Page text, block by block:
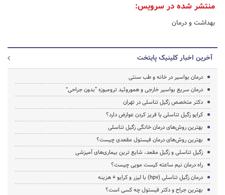
منتشر شده در سرویس:
بهداشت و درمان
آخرین اخبار کلینیک پایتخت
درمان بواسیر در خانه و طب سنتی
درمان سریع بواسیر خارجی و هموروئید ترومبوزه “بدون جراحی”
دکتر متخصص زگیل تناسلی در تهران
کرایو زگیل تناسلی یا فریز کردن عوارض دارد؟
بهترین روش‌های درمان خانگی زگیل تناسلی
بهترین روش‌های درمان فیستول مقعدی چیست؟
زگیل تناسلی و زگیل مقعد، شایع ترین بیماری‌های آمیزشی
راه درمان نیم ساعته کیست مویی چیست؟
درمان زگیل تناسلی (hpv) با لیزر و کرایو + هزینه
بهترین جراح و دکتر فیستول چه کسی است؟